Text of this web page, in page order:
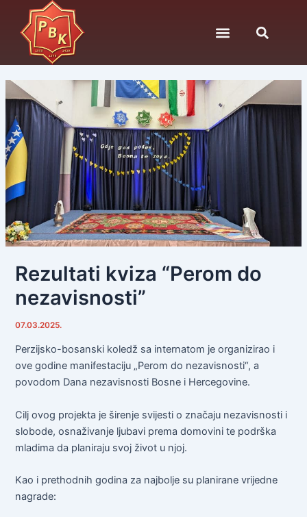
content
Rezultati kviza “Perom do
nezavisnosti”
07.03.2025.
Perzijsko-bosanski koledž sa internatom je organizirao i
ove godine manifestaciju „Perom do nezavisnosti“, a
povodom Dana nezavisnosti Bosne i Hercegovine.
Cilj ovog projekta je širenje svijesti o značaju nezavisnosti i
slobode, osnaživanje ljubavi prema domovini te podrška
mladima da planiraju svoj život u njoj.
Kao i prethodnih godina za najbolje su planirane vrijedne
nagrade:
navigation